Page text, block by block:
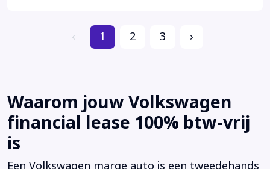
‹ 1 2 3 ›
Waarom jouw Volkswagen
financial lease 100% btw-vrij
is
Een Volkswagen marge auto is een tweedehands